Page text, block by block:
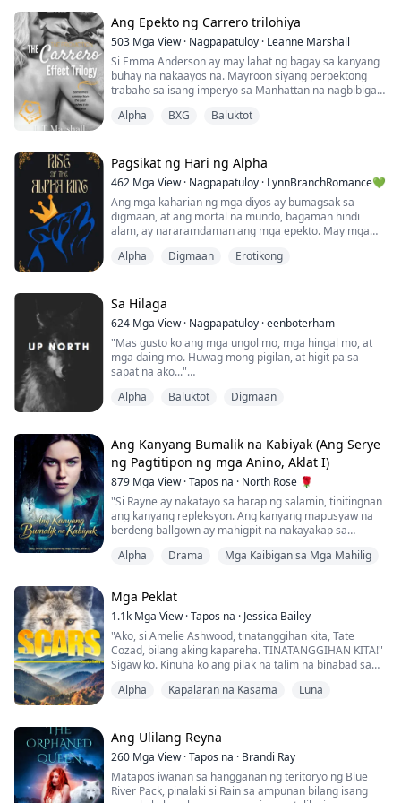
pinapangarap. Nahuli niya akong hindi handa at ako'y
nasa ilalim ng kanyang mahika na nagmumula sa
kanyang mga matang parang karagatan. Isang m...
Ang Epekto ng Carrero trilohiya
503 Mga View· Nagpapatuloy · Leanne Marshall
Si Emma Anderson ay may lahat ng bagay sa kanyang
buhay na nakaayos na. Mayroon siyang perpektong
trabaho sa isang imperyo sa Manhattan na nagbibigay-
organisadong buhay. Isang pangangailangan para sa
walang silbi. Ngunit, kasama nito ay may isang
problema, isang bagay...
Alpha BXG Baluktot
Pagsikat ng Hari ng Alpha
462 Mga View· Nagpapatuloy · LynnBranchRomance💚
Ang mga kaharian ng mga diyos ay bumagsak sa
digmaan, at ang mortal na mundo, bagaman hindi
alam, ay nararamdaman ang mga epekto. May mga
tao na kumakalat sa bawat sulok ng mundo, ngunit
Ang Gold Moon Pack ay namuhay sa kaguluhan noon,
ngunit ang matagal nang iginagalang na alpha ay
kakapasa lamang ng pamumuno sa kanya...
Alpha Digmaan Erotikong
Sa Hilaga
624 Mga View· Nagpapatuloy ·eenboterham
"Mas gusto ko ang mga ungol mo, mga hingal mo, at
mga daing mo. Huwag mong pigilan, at higit pa sa
sapat na ako..."
Ang mga kamay ko ay gumalaw mula sa kanyang
aking katawan at hinila ang tela ng aking damit pataas,
inilagay niya ang isang basang halik sa tabi ng aking
pusod. Napakapit ako at napahin...
Alpha Baluktot Digmaan
Ang Kanyang Bumalik na Kabiyak (Ang Serye
ng Pagtitipon ng mga Anino, Aklat I)
879 Mga View·Tapos na · North Rose 🌹
"Si Rayne ay nakatayo sa harap ng salamin, tinitingnan
ang kanyang repleksyon. Ang kanyang mapusyaw na
berdeng ballgown ay mahigpit na nakayakap sa
kanyang itim na kulot na buhok ay nakaayos at naka-
karamihan sa mga walang kaparehang lobo sa lahat
n...
Alpha Drama Mga Kaibigan sa Mga Mahilig
Mga Peklat
1.1k Mga View·Tapos na · Jessica Bailey
"Ako, si Amelie Ashwood, tinatanggihan kita, Tate
Cozad, bilang aking kapareha. TINATANGGIHAN KITA!"
Sigaw ko. Kinuha ko ang pilak na talim na binabad sa
bloodline. Akala niya ay nakuha na niya iyon nang
matagpuan niya ang kanyang unang kapareha.
Pagkat...
Alpha Kapalaran na Kasama Luna
Ang Ulilang Reyna
260 Mga View·Tapos na · Brandi Ray
Matapos iwanan sa hangganan ng teritoryo ng Blue
River Pack, pinalaki si Rain sa ampunan bilang isang